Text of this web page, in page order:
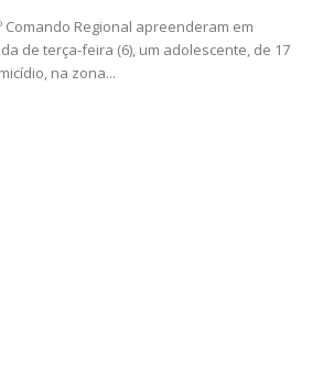
Comando Regional apreenderam em
de terça-feira (6), um adolescente, de 17
na zona...